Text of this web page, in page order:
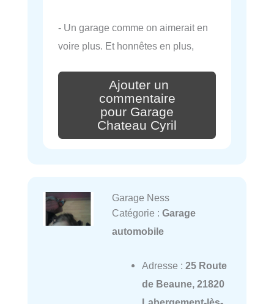
- Un garage comme on aimerait en
voire plus. Et honnêtes en plus,
Ajouter un
commentaire
pour Garage
Chateau Cyril
Garage Ness
Catégorie : Garage
automobile
Adresse : 25 Route
de Beaune, 21820